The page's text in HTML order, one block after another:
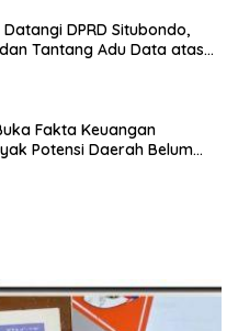
DPRD Situbondo,
dan Tantang Adu Data atas
Fakta Keuangan
Potensi Daerah Belum